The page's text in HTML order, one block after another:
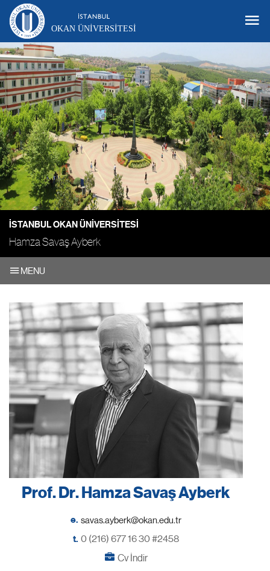
OKAN ÜNIVERSITESI
İSTANBUL OKAN ÜNIVERSITESI
Hamza Savaş Ayberk
MENU
Prof. Dr. Hamza Savaş Ayberk
e.
t. 0 (216) 677 16 30 #2458
Cv İndir